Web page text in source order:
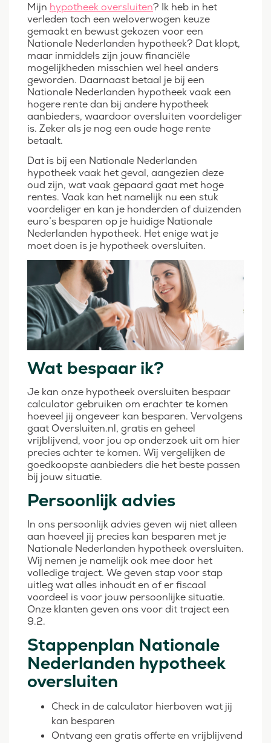
Mijn hypotheek oversluiten? Ik heb in het
verleden toch een weloverwogen keuze
gemaakt en bewust gekozen voor een
Nationale Nederlanden hypotheek? Dat klopt,
maar inmiddels zijn jouw financiële
mogelijkheden misschien wel heel anders
geworden. Daarnaast betaal je bij een
Nationale Nederlanden hypotheek vaak een
hogere rente dan bij andere hypotheek
aanbieders, waardoor oversluiten voordeliger
is. Zeker als je nog een oude hoge rente
betaalt.
Dat is bij een Nationale Nederlanden
hypotheek vaak het geval, aangezien deze
oud zijn, wat vaak gepaard gaat met hoge
rentes. Vaak kan het namelijk nu een stuk
voordeliger en kan je honderden of duizenden
euro’s besparen op je huidige Nationale
Nederlanden hypotheek. Het enige wat je
moet doen is je hypotheek oversluiten.
Wat bespaar ik?
Je kan onze hypotheek oversluiten bespaar
calculator gebruiken om erachter te komen
hoeveel jij ongeveer kan besparen. Vervolgens
gaat Oversluiten.nl, gratis en geheel
vrijblijvend, voor jou op onderzoek uit om hier
precies achter te komen. Wij vergelijken de
goedkoopste aanbieders die het beste passen
bij jouw situatie.
Persoonlijk advies
In ons persoonlijk advies geven wij niet alleen
aan hoeveel jij precies kan besparen met je
Nationale Nederlanden hypotheek oversluiten.
Wij nemen je namelijk ook mee door het
volledige traject. We geven stap voor stap
uitleg wat alles inhoudt en of er fiscaal
voordeel is voor jouw persoonlijke situatie.
Onze klanten geven ons voor dit traject een
9.2.
Stappenplan Nationale
Nederlanden hypotheek
oversluiten
Check in de calculator hierboven wat jij
kan besparen
Ontvang een gratis offerte en vrijblijvend